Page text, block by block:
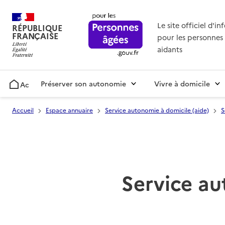
RÉPUBLIQUE
FRANÇAISE
Le site officiel
pour les personnes
aidants
AccueilPréserver son autonomie Vivre à domicile
Accueil Espace annuaire Service autonomie à domicile (aide)
Service